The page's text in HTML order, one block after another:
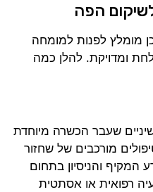
הפה
מומלץ לפנות למומחה
ומדויקת. להלן כמה
שעבר הכשרה מיוחדת
מורכבים של שחזור
המקיף והניסיון בתחום
רפואית או אסתטית